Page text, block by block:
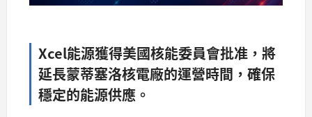
Xcel能源獲得美國核能委員會批准，將
延長蒙蒂塞洛核電廠的運營時間，確保
穩定的能源供應。